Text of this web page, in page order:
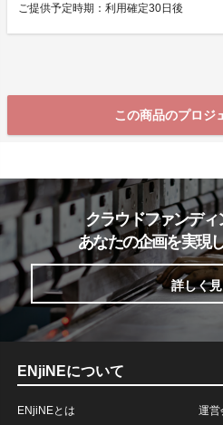
ご提供予定時期：利用確定30日後
この商品のプロジ
クラウドファンディ
あなたの企画を実現
詳しく
ENjiNEについて
ENjiNEとは 運営